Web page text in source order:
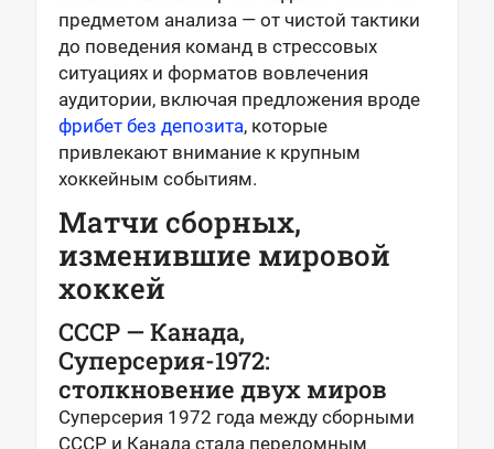
предметом анализа — от чистой тактики
до поведения команд в стрессовых
ситуациях и форматов вовлечения
аудитории, включая предложения вроде
фрибет без депозита, которые
привлекают внимание к крупным
хоккейным событиям.
Матчи сборных,
изменившие мировой
хоккей
СССР — Канада,
Суперсерия-1972:
столкновение двух миров
Суперсерия 1972 года между сборными
СССР и Канада стала переломным